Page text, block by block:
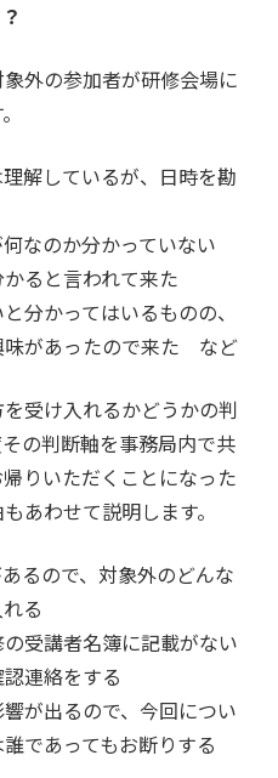
外の参加者が研修会場に
解しているが、日時を勘
なのか分かっていない
ると言われて来た
分かってはいるものの、
味があったので来た など
受け入れるかどうかの判
の判断軸を事務局内で共
りいただくことになった
あわせて説明します。
るので、対象外のどんな
る
受講者名簿に記載がない
連絡をする
が出るので、今回につい
であってもお断りする